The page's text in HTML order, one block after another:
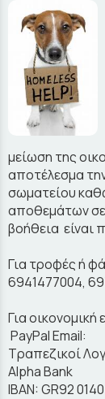
μείωση της
αποτέλεσμα
σωματείου
αποθεμάτων
βοήθεια είναι
Για τροφές ή
6941477004,
Για οικονομική
PayPal Email:
Τραπεζικοί
Alpha Bank
IBAN: GR92